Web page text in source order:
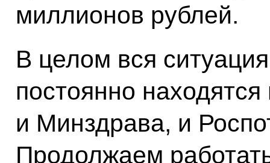
миллионов рублей.
В целом вся
постоянно
и Минздрава, и
Продолжаем